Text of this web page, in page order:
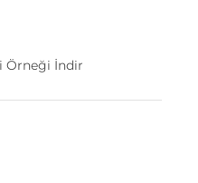
Örneği İndir